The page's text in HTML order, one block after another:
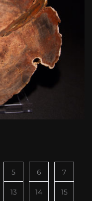
5 6 7
13 14 15